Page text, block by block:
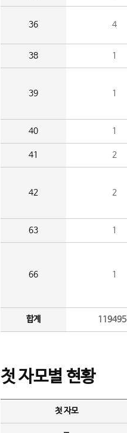
36 4
38 1
39 1
40 1
41 2
42 2
63 1
66 1
합계
첫 자모별 현황
첫 자모